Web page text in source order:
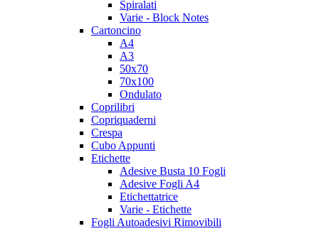
Spiralati
Varie - Block Notes
Cartoncino
A4
A3
50x70
70x100
Ondulato
Coprilibri
Copriquaderni
Crespa
Cubo Appunti
Etichette
Adesive Busta 10 Fogli
Adesive Fogli A4
Etichettatrice
Varie - Etichette
Fogli Autoadesivi Rimovibili